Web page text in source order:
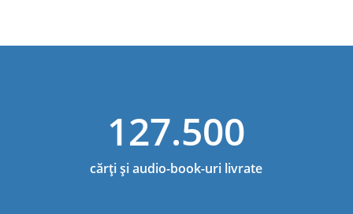
127.500
cărți și audio-book-uri livrate